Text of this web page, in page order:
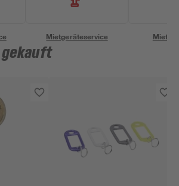
Mietgeräteservice
gekauft